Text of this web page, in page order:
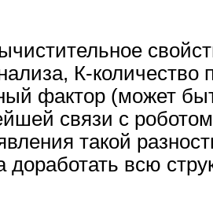
К-
фактор (может
связи с
такой
доработать всю